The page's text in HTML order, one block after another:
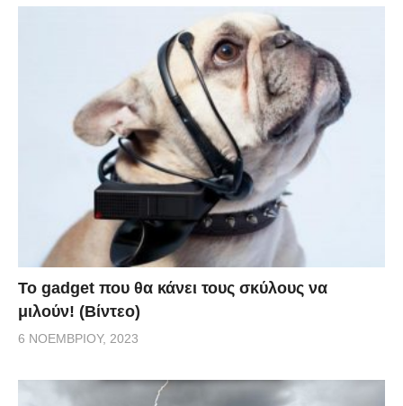
Το gadget που θα κάνει τους σκύλους να
μιλούν! (Βίντεο)
6 ΝΟΕΜΒΡΊΟΥ, 2023